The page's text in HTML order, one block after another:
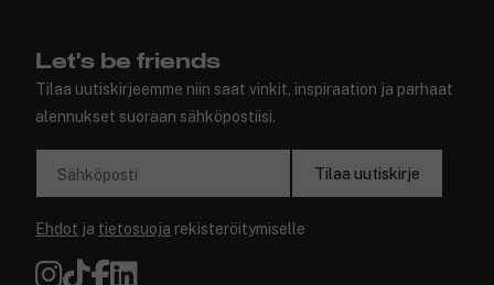
Let's be friends
Tilaa uutiskirjeemme niin saat vinkit, inspiraation ja parhaat
alennukset suoraan sähköpostiisi.
Sähköposti Tilaa uutiskirje
Ehdot ja tietosuoja rekisteröitymiselle